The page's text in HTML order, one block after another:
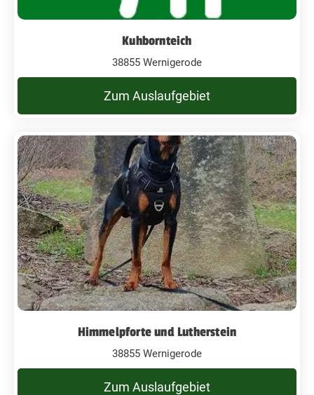
Kuhbornteich
38855 Wernigerode
Zum Auslaufgebiet
Himmelpforte und Lutherstein
38855 Wernigerode
Zum Auslaufgebiet